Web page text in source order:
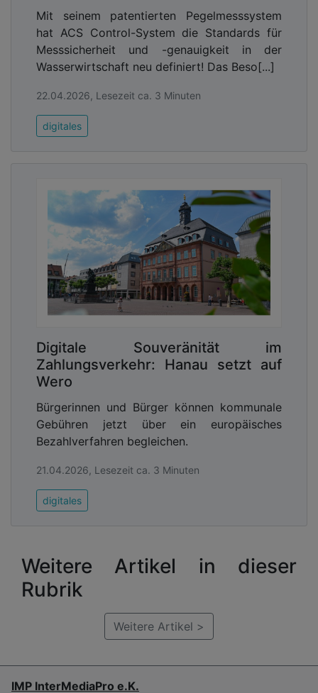
Mit seinem patentierten Pegelmesssystem
hat ACS Control-System die Standards für
Messsicherheit und -genauigkeit in der
Wasserwirtschaft neu definiert! Das Beso[...]
22.04.2026, Lesezeit ca. 3 Minuten
digitales
Digitale Souveränität im
Zahlungsverkehr: Hanau setzt auf
Wero
Bürgerinnen und Bürger können kommunale
Gebühren jetzt über ein europäisches
Bezahlverfahren begleichen.
21.04.2026, Lesezeit ca. 3 Minuten
digitales
Weitere Artikel in dieser
Rubrik
Weitere Artikel >
IMP InterMediaPro e.K.